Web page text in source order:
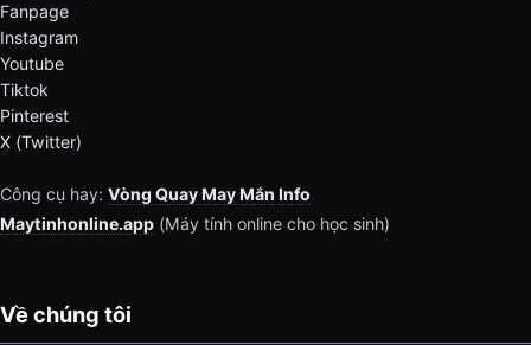
Fanpage
Instagram
Youtube
Tiktok
Pinterest
X (Twitter)
Công cụ hay: Vòng Quay May Mắn Info
Maytinhonline.app (Máy tính online cho học sinh)
Về chúng tôi